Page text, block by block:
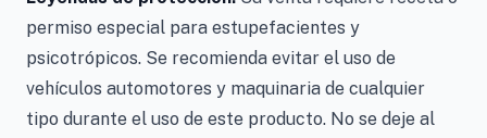
permiso especial para estupefacientes y
psicotrópicos. Se recomienda evitar el uso de
vehículos automotores y maquinaria de cualquier
tipo durante el uso de este producto. No se deje al